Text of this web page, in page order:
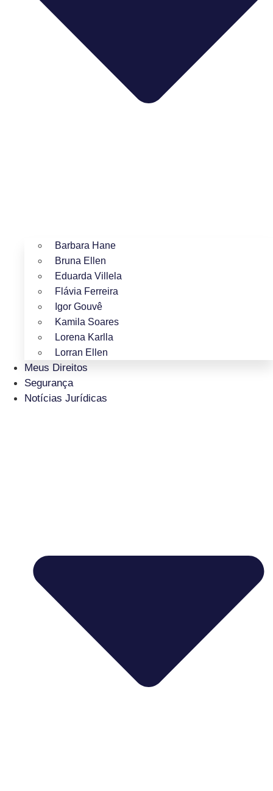
Barbara Hane
Bruna Ellen
Eduarda Villela
Flávia Ferreira
Igor Gouvê
Kamila Soares
Lorena Karlla
Lorran Ellen
Meus Direitos
Segurança
Notícias Jurídicas